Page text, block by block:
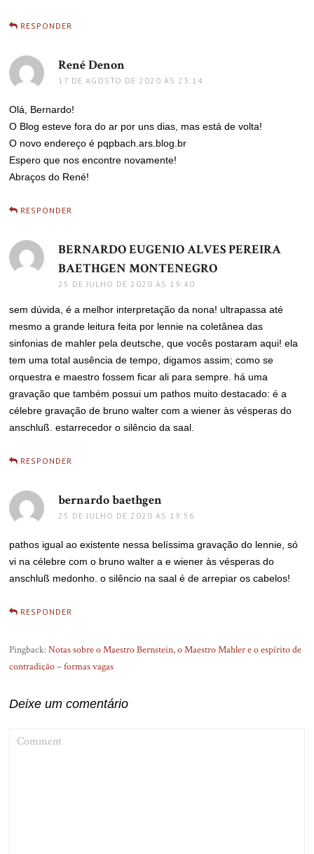
RESPONDER
René Denon
17 DE AGOSTO DE 2020 ÀS 23:14
Olá, Bernardo!
O Blog esteve fora do ar por uns dias, mas está de volta!
O novo endereço é pqpbach.ars.blog.br
Espero que nos encontre novamente!
Abraços do René!
RESPONDER
BERNARDO EUGENIO ALVES PEREIRA
BAETHGEN MONTENEGRO
25 DE JULHO DE 2020 ÀS 19:40
sem dúvida, é a melhor interpretação da nona! ultrapassa até
mesmo a grande leitura feita por lennie na coletânea das
sinfonias de mahler pela deutsche, que vocês postaram aqui! ela
tem uma total ausência de tempo, digamos assim; como se
orquestra e maestro fossem ficar ali para sempre. há uma
gravação que também possui um pathos muito destacado: é a
célebre gravação de bruno walter com a wiener às vésperas do
anschluß. estarrecedor o silêncio da saal.
RESPONDER
bernardo baethgen
25 DE JULHO DE 2020 ÀS 19:56
pathos igual ao existente nessa belíssima gravação do lennie, só
vi na célebre com o bruno walter a e wiener às vésperas do
anschluß medonho. o silêncio na saal é de arrepiar os cabelos!
RESPONDER
Pingback:Notas sobre o Maestro Bernstein, o Maestro Mahler e o espírito de
contradição – formas vagas
Deixe um comentário